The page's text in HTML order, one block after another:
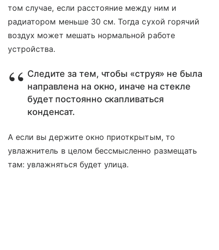
том случае, если расстояние между ним и
радиатором меньше 30 см. Тогда сухой горячий
воздух может мешать нормальной работе
устройства.
Следите за тем, чтобы «струя» не была
направлена на окно, иначе на стекле
будет постоянно скапливаться
конденсат.
А если вы держите окно приоткрытым, то
увлажнитель в целом бессмысленно размещать
там: увлажняться будет улица.